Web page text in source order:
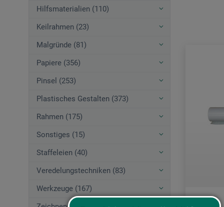
Hilfsmaterialien (110)
Keilrahmen (23)
Malgründe (81)
Papiere (356)
Pinsel (253)
Plastisches Gestalten (373)
Rahmen (175)
Sonstiges (15)
Staffeleien (40)
Veredelungstechniken (83)
Werkzeuge (167)